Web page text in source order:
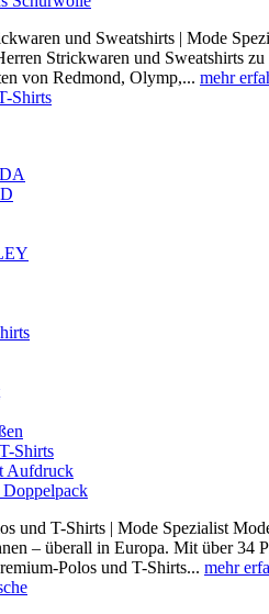
und Sweatshirts | Mode
Strickwaren und Sweatshirts
von Redmond, Olymp,... mehr
Shirts
Shirts
Aufdruck
und T-Shirts | Mode Spezialist
– überall in Europa. Mit über 34
Polos und T-Shirts... mehr